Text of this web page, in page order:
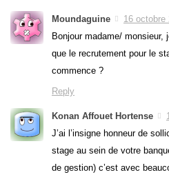
Moundaguine
16 octobre
Bonjour madame/
que le recrutement pour le
commence ?
Reply
Konan Affouet Hortense
J’ai l’insigne honneur de
stage au sein de votre
de gestion) c’est avec